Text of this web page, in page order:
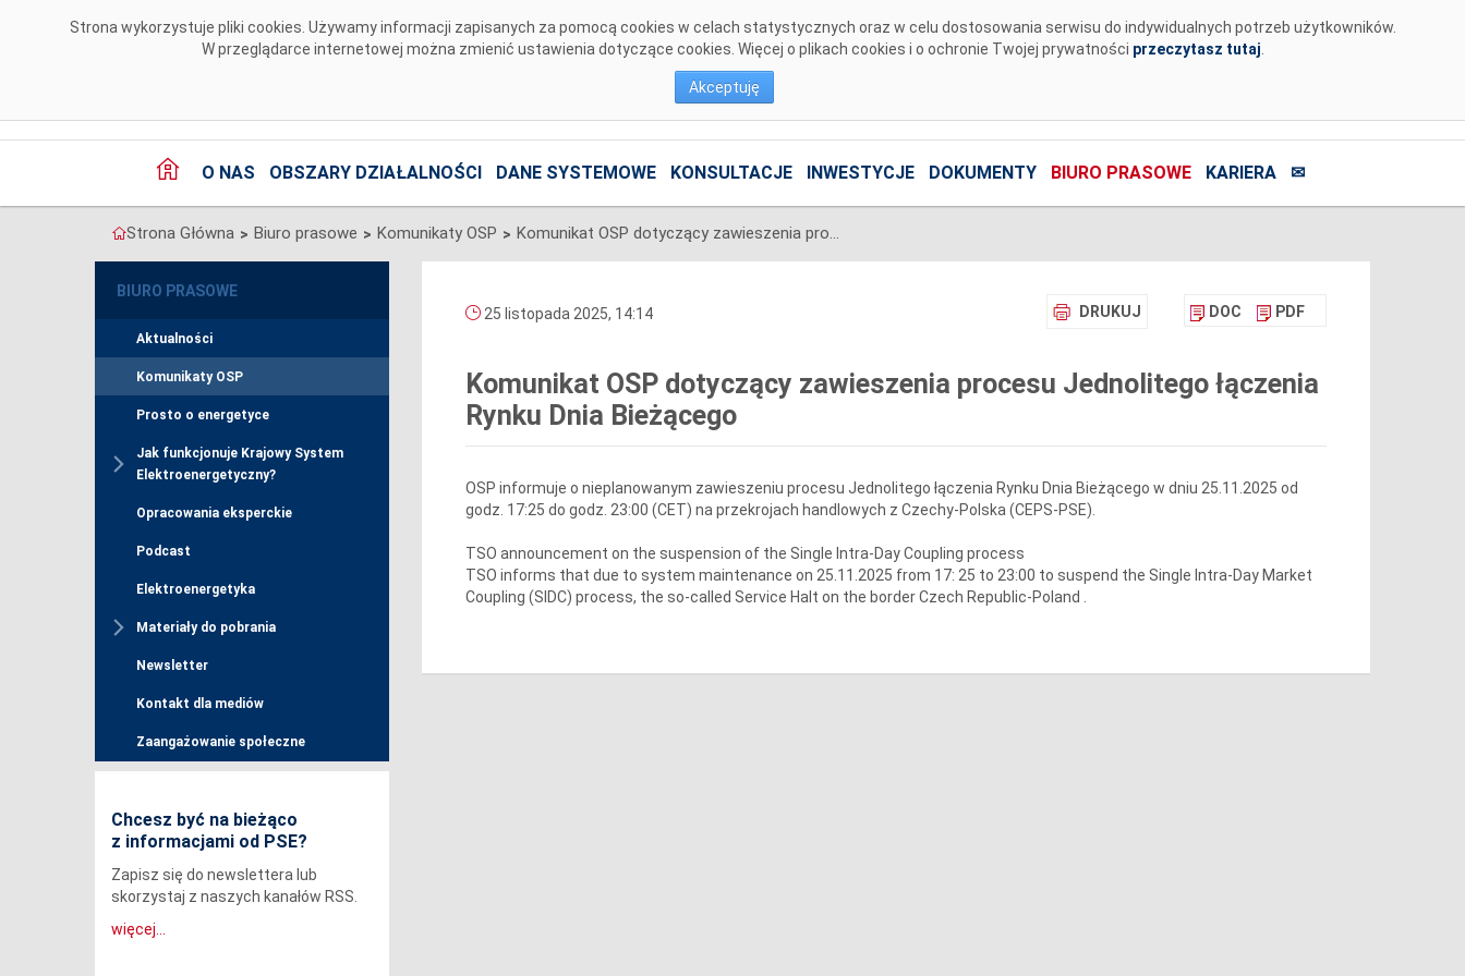
Strona wykorzystuje pliki cookies. Używamy informacji zapisanych za pomocą cookies w celach statystycznych oraz w celu dostosowania serwisu do indywidualnych potrzeb użytkowników.
W przeglądarce internetowej można zmienić ustawienia dotyczące cookies. Więcej o plikach cookies i o ochronie Twojej prywatności przeczytasz tutaj
Akceptuję
O NAS OBSZARY DZIAŁALNOŚCI DANE SYSTEMOWE KONSULTACJE INWESTYCJE DOKUMENTY BIURO PRASOWE KARIERA ✉
Strona Główna > Biuro prasowe > Komunikaty OSP > Komunikat OSP dotyczący zawieszenia procesu Jednolitego łączenia Rynku Dnia Bieżącego
BIURO PRASOWE
Aktualności
Komunikaty OSP
Prosto o energetyce
Jak funkcjonuje Krajowy System
Elektroenergetyczny?
Opracowania eksperckie
Podcast
Elektroenergetyka
Materiały do pobrania
Newsletter
Kontakt dla mediów
Zaangażowanie społeczne
Chcesz być na bieżąco
z informacjami od PSE?
Zapisz się do newslettera lub
skorzystaj z naszych kanałów RSS.
więcej...
DRUKUJ DOC PDF
25 listopada 2025, 14:14
Komunikat OSP dotyczący zawieszenia procesu Jednolitego łączenia
Rynku Dnia Bieżącego
OSP informuje o nieplanowanym zawieszeniu procesu Jednolitego łączenia Rynku Dnia Bieżącego w dniu 25.11.2025 od
godz. 17:25 do godz. 23:00 (CET) na przekrojach handlowych z Czechy-Polska (CEPS-PSE).
TSO announcement on the suspension of the Single Intra-Day Coupling process
TSO informs that due to system maintenance on 25.11.2025 from 17: 25 to 23:00 to suspend the Single Intra-Day Market
Coupling (SIDC) process, the so-called Service Halt on the border Czech Republic-Poland .